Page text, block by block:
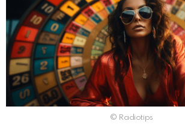
© Radiotips